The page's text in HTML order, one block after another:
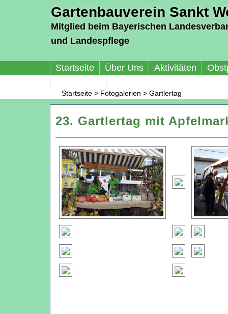
Gartenbauverein Sankt
Mitglied beim Bayerischen
und Landespflege
Startseite Über Uns Aktivitäten
Startseite > Fotogalerien > Gartlertag
23. Gartlertag mit